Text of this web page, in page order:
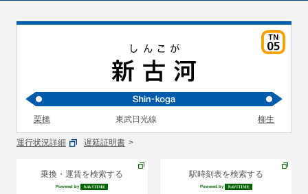
栗橋 東武日光線 柳生
運行状況詳細 遅延証明書
乗換・運賃を検索する
Powered by
駅時刻表を検索する
Powered by